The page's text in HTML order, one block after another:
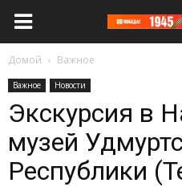
Домой Важное
Важное Новости
Экскурсия в
музей
Республики